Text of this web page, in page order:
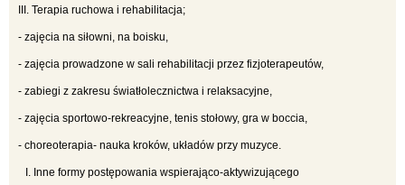
III. Terapia ruchowa i rehabilitacja;
- zajęcia na siłowni, na boisku,
- zajęcia prowadzone w sali rehabilitacji przez fizjoterapeutów,
- zabiegi z zakresu światłolecznictwa i relaksacyjne,
- zajęcia sportowo-rekreacyjne, tenis stołowy, gra w boccia,
- choreoterapia- nauka kroków, układów przy muzyce.
Inne formy postępowania wspierająco-aktywizującego